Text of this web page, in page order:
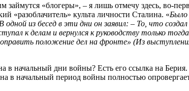
займутся «блогеры», – я лишь отмечу здесь, во-
«разоблачитель» культа личности Сталина. «Было
из бесед в эти дни он заявил: – То, что
к делам и вернулся к руководству только
положение дел на фронте» (Из
начальный дни войны? Есть его ссылка на
в начальный период войны полностью